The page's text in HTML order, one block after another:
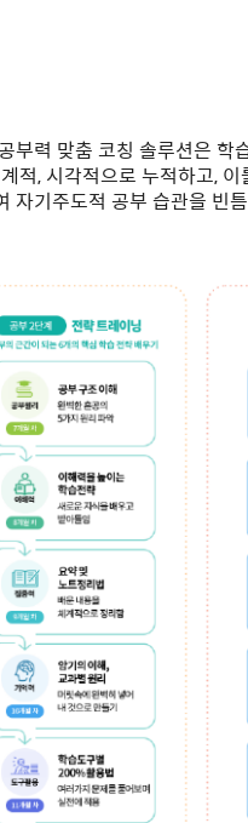
부력 맞춤 코칭 솔루션은 학
적, 시각적으로 누적하고,
자기주도적 공부 습관을 빈